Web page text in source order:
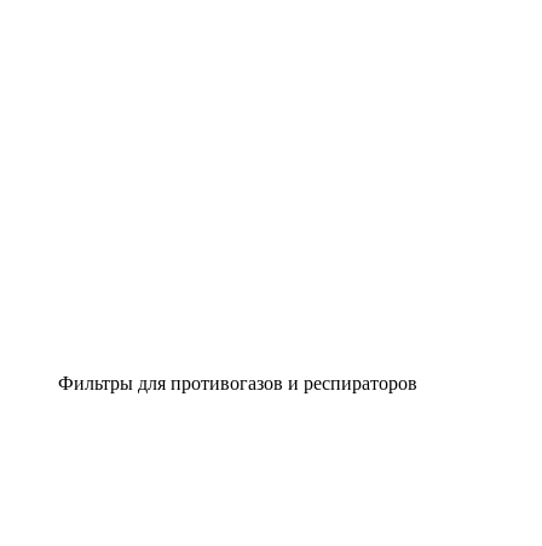
Фильтры для противогазов и респираторов